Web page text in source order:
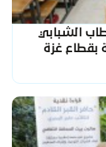
الشبابي
بقطاع غزة